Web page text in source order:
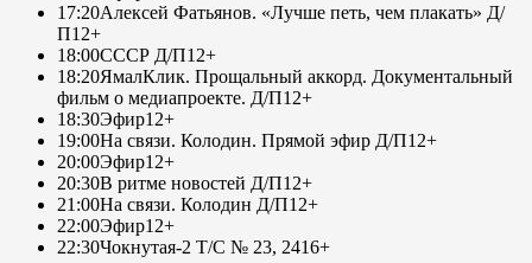
17:20Алексей Фатьянов. «Лучше петь, чем плакать» Д/
П12+
18:00СССР Д/П12+
18:20ЯмалКлик. Прощальный аккорд. Документальный
фильм о медиапроекте. Д/П12+
18:30Эфир12+
19:00На связи. Колодин. Прямой эфир Д/П12+
20:00Эфир12+
20:30В ритме новостей Д/П12+
21:00На связи. Колодин Д/П12+
22:00Эфир12+
22:30Чокнутая-2 Т/С № 23, 2416+